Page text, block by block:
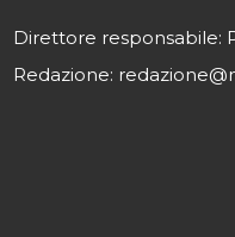
Direttore responsabile:
Redazione: